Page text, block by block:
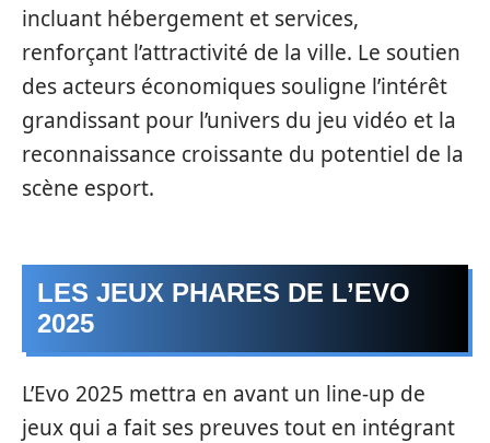
incluant hébergement et services,
renforçant l’attractivité de la ville. Le soutien
des acteurs économiques souligne l’intérêt
grandissant pour l’univers du jeu vidéo et la
reconnaissance croissante du potentiel de la
scène esport.
LES JEUX PHARES DE L’EVO
2025
L’Evo 2025 mettra en avant un line-up de
jeux qui a fait ses preuves tout en intégrant